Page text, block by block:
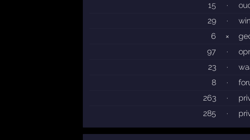
15
·
29
·
6
×
97
·
23
·
8
·
263 ·
285
·